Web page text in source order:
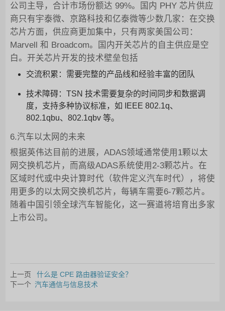
公司主导，合计市场份额达 99%。国内 PHY 芯片供应
商只有宇泰微、京路科技和亿泰微等少数几家：在交换
芯片方面，供应商更加集中，只有两家美国公司：
Marvell 和 Broadcom。国内开关芯片的自主供应是空
白。开关芯片开发的技术壁垒包括
交流积累：需要完整的产品线和经验丰富的团队
技术障碍：TSN 技术需要复杂的时间同步和数据调
度，支持多种协议标准，如 IEEE 802.1q、
802.1qbu、802.1qbv 等。
6.汽车以太网的未来
根据英伟达目前的进展，ADAS领域通常使用1颗以太
网交换机芯片，而高级ADAS系统使用2-3颗芯片。在
区域时代或中央计算时代（软件定义汽车时代），将使
用更多的以太网交换机芯片，每辆车需要6-7颗芯片。
随着中国引领全球汽车智能化，这一赛道将培育出多家
上市公司。
上一页
什么是 CPE 路由器验证安全？
下一个 汽车通信与信息技术